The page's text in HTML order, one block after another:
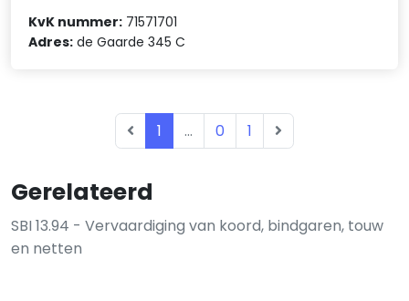
Gerelateerd
SBI 13.94 - Vervaardiging van koord, bindgaren, touw
en netten
KvK nummer: 71571701
Adres: de Gaarde 345 C
1 ... 0 1